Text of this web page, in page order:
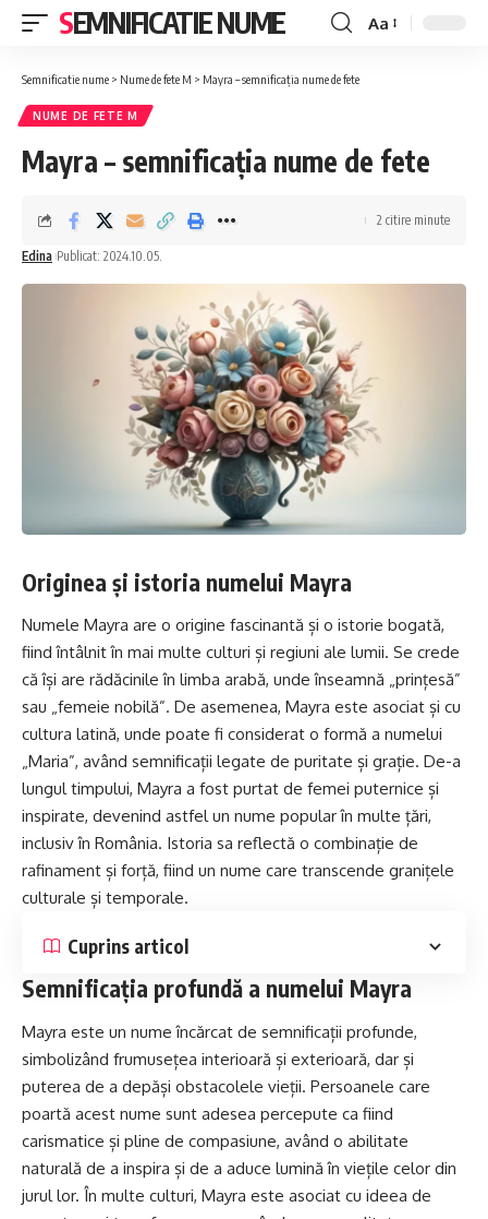
SEMNIFICATIE NUME
Font
Aa
Semnificatie nume > Nume de fete M > Mayra – semnificația nume de fete
NUME DE FETE M
Mayra – semnificația nume de fete
Edina Publicat: 2024.10.05.
2 citire minute
Originea și istoria numelui Mayra
Numele Mayra are o origine fascinantă și o istorie bogată,
fiind întâlnit în mai multe culturi și regiuni ale lumii. Se crede
că își are rădăcinile în limba arabă, unde înseamnă „prințesă”
sau „femeie nobilă”. De asemenea, Mayra este asociat și cu
cultura latină, unde poate fi considerat o formă a numelui
„Maria”, având semnificații legate de puritate și grație. De-a
lungul timpului, Mayra a fost purtat de femei puternice și
inspirate, devenind astfel un nume popular în multe țări,
inclusiv în România. Istoria sa reflectă o combinație de
rafinament și forță, fiind un nume care transcende granițele
culturale și temporale.
Cuprins articol
Semnificația profundă a numelui Mayra
Mayra este un nume încărcat de semnificații profunde,
simbolizând frumusețea interioară și exterioară, dar și
puterea de a depăși obstacolele vieții. Persoanele care
poartă acest nume sunt adesea percepute ca fiind
carismatice și pline de compasiune, având o abilitate
naturală de a inspira și de a aduce lumină în viețile celor din
jurul lor. În multe culturi, Mayra este asociat cu ideea de